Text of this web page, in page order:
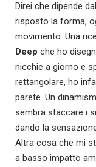
Direi che dipende
risposto la forma,
movimento. Una
Deep che ho
nicchie a giorno e
rettangolare, ho
parete. Un
sembra staccare i
dando la
Altra cosa che mi
a basso impatto